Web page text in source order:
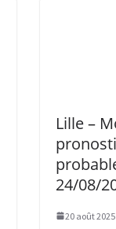
Lille –
24/08/
20 août 2025